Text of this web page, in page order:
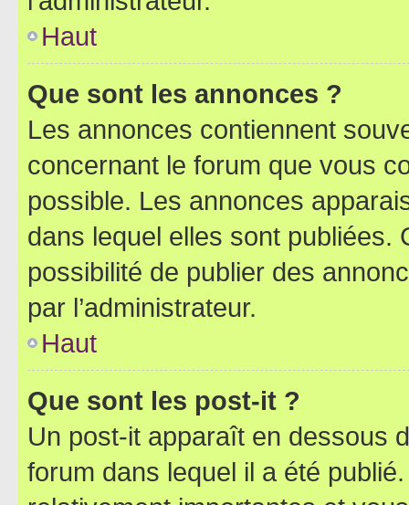
Haut
Que sont les annonces ?
Les annonces contiennent
concernant le forum que vous
possible. Les annonces
dans lequel elles sont publiées.
possibilité de publier des
par l’administrateur.
Haut
Que sont les post-it ?
Un post-it apparaît en dessous
forum dans lequel il a été